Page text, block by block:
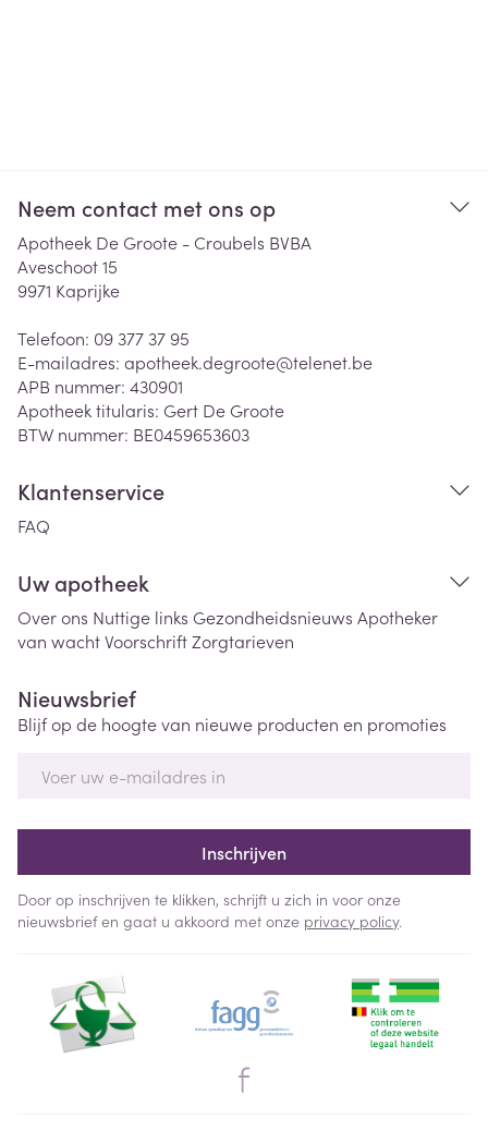
Neem contact met ons op
Apotheek De Groote - Croubels BVBA
Aveschoot 15
9971 Kaprijke
Telefoon: 09 377 37 95
E-mailadres: apotheek.degroote@telenet.be
APB nummer: 430901
Apotheek titularis: Gert De Groote
BTW nummer: BE0459653603
Klantenservice
FAQ
Uw apotheek
Over ons Nuttige links Gezondheidsnieuws Apotheker
van wachtVoorschriftZorgtarieven
Nieuwsbrief
Blijf op de hoogte van nieuwe producten en promoties
Inschrijven
Door op inschrijven te klikken, schrijft u zich in voor onze
nieuwsbrief en gaat u akkoord met onze privacy policy.